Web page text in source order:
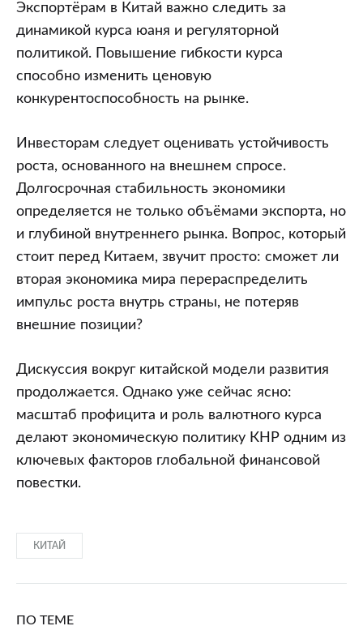
Экспортёрам в Китай важно следить за
динамикой курса юаня и регуляторной
политикой. Повышение гибкости курса
способно изменить ценовую
конкурентоспособность на рынке.
Инвесторам следует оценивать устойчивость
роста, основанного на внешнем спросе.
Долгосрочная стабильность экономики
определяется не только объёмами экспорта, но
и глубиной внутреннего рынка. Вопрос, который
стоит перед Китаем, звучит просто: сможет ли
вторая экономика мира перераспределить
импульс роста внутрь страны, не потеряв
внешние позиции?
Дискуссия вокруг китайской модели развития
продолжается. Однако уже сейчас ясно:
масштаб профицита и роль валютного курса
делают экономическую политику КНР одним из
ключевых факторов глобальной финансовой
повестки.
КИТАЙ
ПО ТЕМЕ